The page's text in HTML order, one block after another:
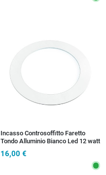
Incasso Controsoffitto Faretto
Tondo Alluminio Bianco Led 12 watt
16,00 €